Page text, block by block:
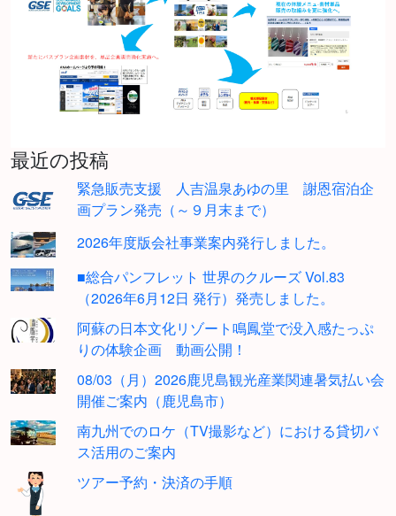
最近の投稿
緊急販売支援 人吉温泉あゆの里 謝恩宿泊企
画プラン発売（～９月末まで）
2026年度版会社事業案内発行しました。
■総合パンフレット 世界のクルーズ Vol.83
（2026年6月12日 発行）発売しました。
阿蘇の日本文化リゾート鳴鳳堂で没入感たっぷ
りの体験企画 動画公開！
08/03（月）2026鹿児島観光産業関連暑気払い会
開催ご案内（鹿児島市）
南九州でのロケ（TV撮影など）における貸切バ
ス活用のご案内
ツアー予約・決済の手順